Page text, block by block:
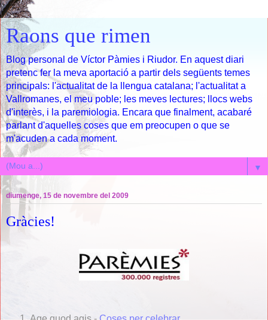
Raons que rimen
Blog personal de Víctor Pàmies i Riudor. En aquest diari
pretenc fer la meva aportació a partir dels següents temes
principals: l'actualitat de la llengua catalana; l'actualitat a
Vallromanes, el meu poble; les meves lectures; llocs webs
d'interès, i la paremiologia. Encara que finalment, acabaré
parlant d'aquelles coses que em preocupen o que se
m'acuden a cada moment.
▼
diumenge, 15 de novembre del 2009
Gràcies!